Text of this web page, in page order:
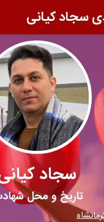
سجاد کیانی
سجاد
تاریخ و محل